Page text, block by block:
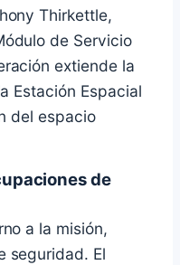
Thirkettle,
de Servicio
extiende la
Estación Espacial
del espacio
de
a la misión,
seguridad. El